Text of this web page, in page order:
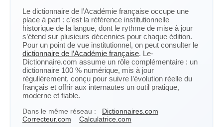
Le dictionnaire de l’Académie française occupe une
place à part : c’est la référence institutionnelle
historique de la langue, dont le rythme de mise à jour
s’étend sur plusieurs décennies pour chaque édition.
Pour un point de vue institutionnel, on peut consulter le
dictionnaire de l’Académie française. Le-
Dictionnaire.com assume un rôle complémentaire : un
dictionnaire 100 % numérique, mis à jour
régulièrement, conçu pour suivre l’évolution réelle du
français et offrir aux internautes un outil pratique,
moderne et fiable.
Dans le même réseau :
Dictionnaires.com
Correcteur.com
Calculatrice.com